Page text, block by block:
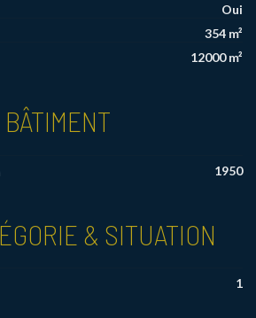
Oui
354 m²
12000 m²
BÂTIMENT
1950
& SITUATION
1